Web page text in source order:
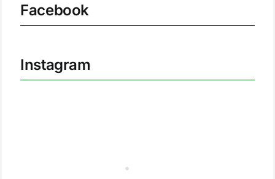
Facebook
Instagram